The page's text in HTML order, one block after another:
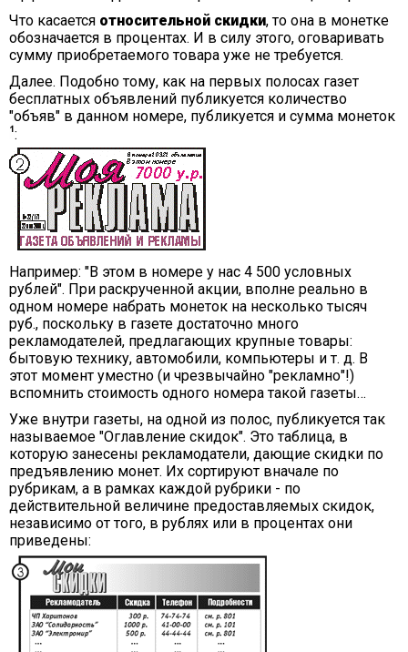
Что касается относительной скидки, то она в монетке
обозначается в процентах. И в силу этого, оговаривать
сумму приобретаемого товара уже не требуется.
Далее. Подобно тому, как на первых полосах газет
бесплатных объявлений публикуется количество
"объяв" в данном номере, публикуется и сумма монеток
:
Например: "В этом в номере у нас 4 500 условных
рублей". При раскрученной акции, вполне реально в
одном номере набрать монеток на несколько тысяч
руб., поскольку в газете достаточно много
рекламодателей, предлагающих крупные товары:
бытовую технику, автомобили, компьютеры и т. д. В
этот момент уместно (и чрезвычайно "рекламно"!)
вспомнить стоимость одного номера такой газеты…
Уже внутри газеты, на одной из полос, публикуется так
называемое "Оглавление скидок". Это таблица, в
которую занесены рекламодатели, дающие скидки по
предъявлению монет. Их сортируют вначале по
рубрикам, а в рамках каждой рубрики - по
действительной величине предоставляемых скидок,
независимо от того, в рублях или в процентах они
приведены: